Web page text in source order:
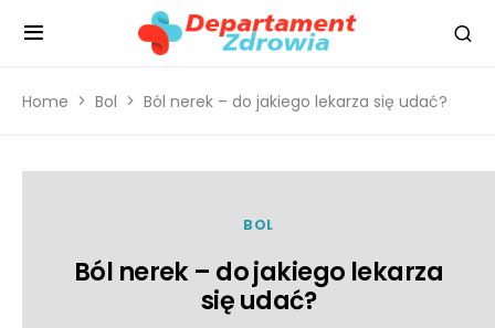
Home Bol Ból nerek – do jakiego lekarza się udać?
BOL
Ból nerek – do jakiego lekarza
się udać?